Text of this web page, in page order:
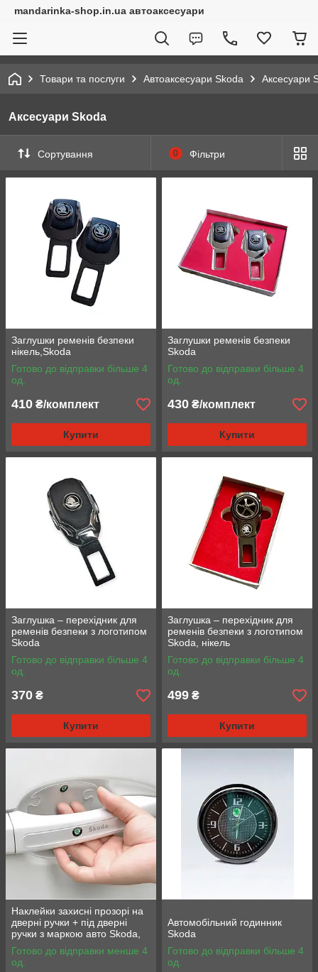
mandarinka-shop.in.ua автоаксесуари
Товари та послуги Автоаксесуари Skoda Аксесуари
Аксесуари Skoda
Сортування 0 Фільтри
Заглушки ременів безпеки
нікель,Skoda
Готово до відправки більше 4
од.
410 ₴/комплект
Купити
Заглушки ременів безпеки
Skoda
Готово до відправки більше 4
од.
430 ₴/комплект
Купити
Заглушка – перехідник для
ременів безпеки з логотипом
Skoda
Готово до відправки більше 4
од.
370 ₴
Купити
Заглушка – перехідник для
ременів безпеки з логотипом
Skoda, нікель
Готово до відправки більше 4
од.
499 ₴
Купити
Наклейки захисні прозорі на
дверні ручки + під дверні
ручки з маркою авто Skoda,
захист від подряпин
Готово до відправки менше 4
од.
Автомобільний годинник
Skoda
Готово до відправки більше 4
од.